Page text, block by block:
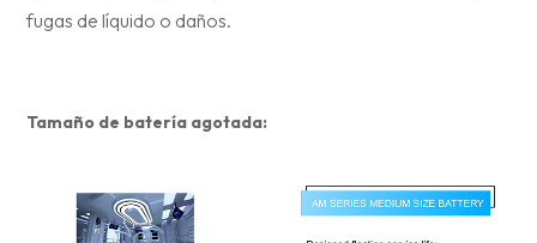
fugas de líquido o daños.
Tamaño de batería agotada: